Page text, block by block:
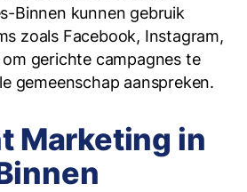
Binnen kunnen gebruik
zoals Facebook, Instagram,
gerichte campagnes te
gemeenschap aanspreken.
Marketing in